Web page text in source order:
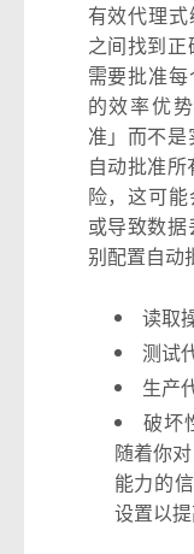
有效代理
之间找到
需要批准
的效率优
准」而不
自动批准
险，这可
或导致数据
别配置自动
读取
测试
生产
破坏
随着你
能力的
设置以